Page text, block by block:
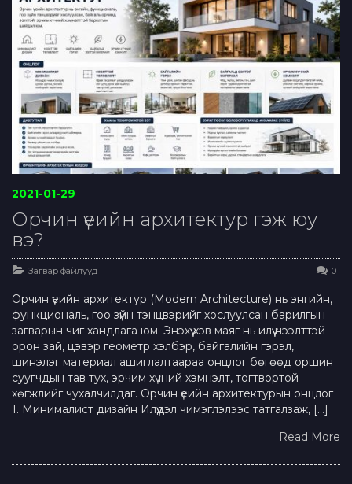
2021-01-29
Орчин үеийн архитектур гэж юу
вэ?
Загвар файлууд 0
Орчин үеийн архитектур (Modern Architecture) нь энгийн,
функциональ, гоо зүйн тэнцвэрийг хослуулсан барилгын
загварын чиг хандлага юм. Энэхүү хэв маяг нь илүү нээлттэй
орон зай, цэвэр геометр хэлбэр, байгалийн гэрэл,
шинэлэг материал ашиглалтаараа онцлог бөгөөд оршин
суугчдын тав тух, эрчим хүчний хэмнэлт, тогтвортой
хөгжлийг чухалчилдаг. Орчин үеийн архитектурын онцлог
1. Минималист дизайн Илүүдэл чимэглэлээс татгалзаж, […]
Read More